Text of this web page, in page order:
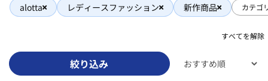
alotta レディースファッション 新作商品 カテゴ
すべてを解除
絞り込み